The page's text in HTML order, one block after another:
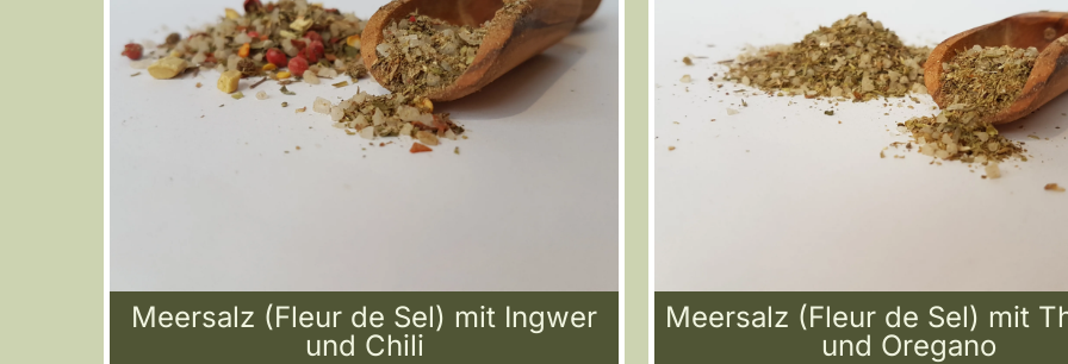
Meersalz (Fleur de Sel) mit Ingwer
und Chili
Meersalz (Fleur de Sel) mit
und Oregano